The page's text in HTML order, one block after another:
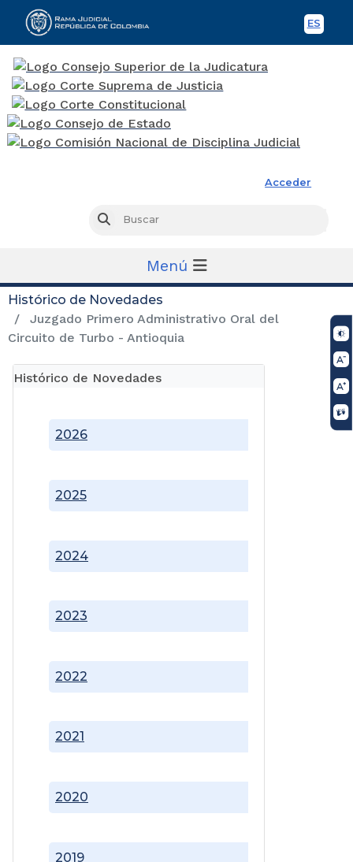
ES
Acceder
Buscar
Menú
Histórico de Novedades
Juzgado Primero Administrativo Oral del
Circuito de Turbo - Antioquia
Histórico de Novedades
2019
2020
2021
2022
2023
2024
2025
2026